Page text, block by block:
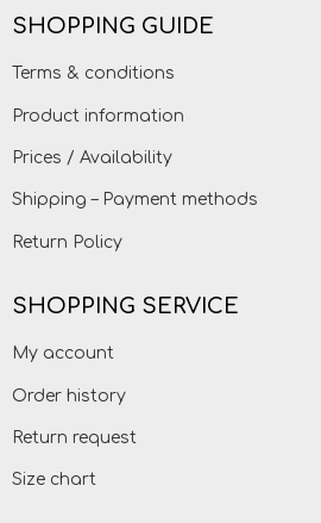
SHOPPING GUIDE
Terms & conditions
Product information
Prices / Availability
Shipping – Payment methods
Return Policy
SHOPPING SERVICE
My account
Order history
Return request
Size chart